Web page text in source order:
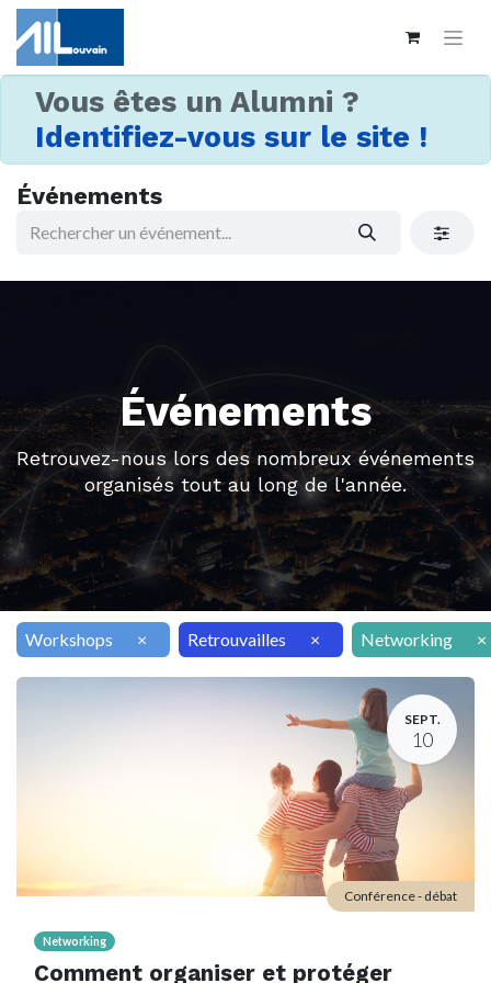
Vous êtes un Alumni ?
Identifiez-vous sur le site !
Événements
Événements
Retrouvez-nous lors des nombreux événements
organisés tout au long de l'année.
Workshops × Retrouvailles × Networking ×
SEPT.
10
Networking
Comment organiser et protéger
Conférence - débat